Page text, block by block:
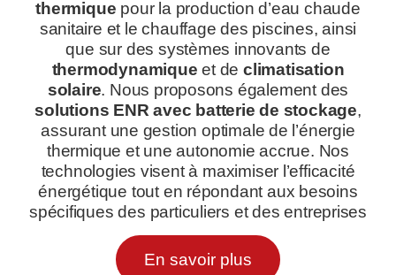
thermique pour la production d’eau chaude
sanitaire et le chauffage des piscines, ainsi
que sur des systèmes innovants de
thermodynamique et declimatisation
solaire. Nous proposons également des
solutions ENR avec batterie de stockage,
assurant une gestion optimale de l’énergie
thermique et une autonomie accrue. Nos
technologies visent à maximiser l’efficacité
énergétique tout en répondant aux besoins
spécifiques des particuliers et des entreprises
En savoir plus